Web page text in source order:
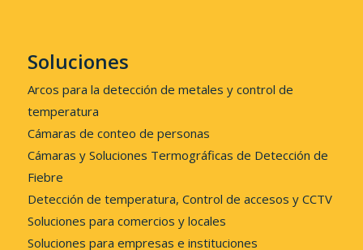
Soluciones
Arcos para la detección de metales y control de
temperatura
Cámaras de conteo de personas
Cámaras y Soluciones Termográficas de Detección de
Fiebre
Detección de temperatura, Control de accesos y CCTV
Soluciones para comercios y locales
Soluciones para empresas e instituciones